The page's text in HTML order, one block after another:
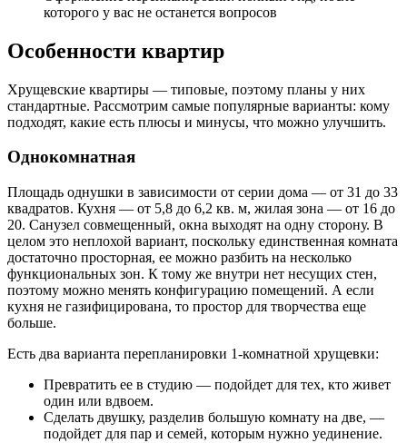
которого у вас не останется вопросов
Особенности квартир
Хрущевские квартиры — типовые, поэтому планы у них
стандартные. Рассмотрим самые популярные варианты: кому
подходят, какие есть плюсы и минусы, что можно улучшить.
Однокомнатная
Площадь однушки в зависимости от серии дома — от 31 до 33
квадратов. Кухня — от 5,8 до 6,2 кв. м, жилая зона — от 16 до
20. Санузел совмещенный, окна выходят на одну сторону. В
целом это неплохой вариант, поскольку единственная комната
достаточно просторная, ее можно разбить на несколько
функциональных зон. К тому же внутри нет несущих стен,
поэтому можно менять конфигурацию помещений. А если
кухня не газифицирована, то простор для творчества еще
больше.
Есть два варианта перепланировки 1-комнатной хрущевки:
Превратить ее в студию — подойдет для тех, кто живет
один или вдвоем.
Сделать двушку, разделив большую комнату на две, —
подойдет для пар и семей, которым нужно уединение.